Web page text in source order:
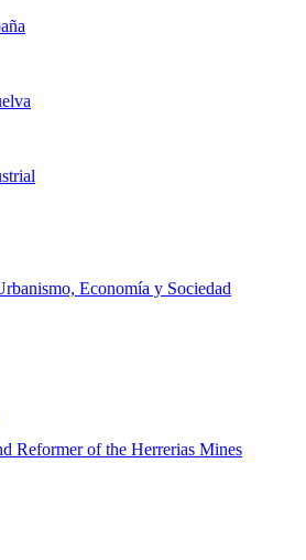
Economía y Sociedad
Reformer of the Herrerias Mines